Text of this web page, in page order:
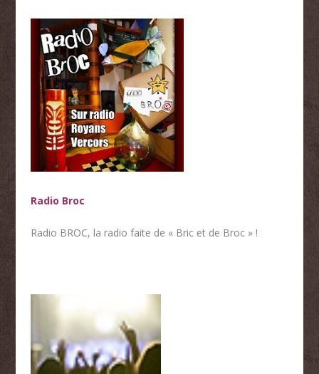
Radio Broc
Radio BROC, la radio faite de « Bric et de Broc » !